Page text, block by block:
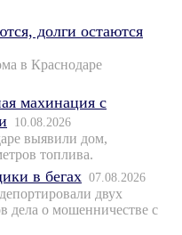
долги остаются
в Краснодаре
махинация с
10.08.2026
выявили дом,
топлива.
в бегах 07.08.2026
двух
дела о мошенничестве с